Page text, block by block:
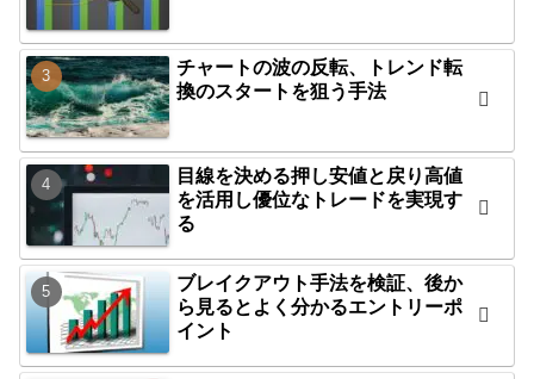
チャートの波の反転、トレンド転
換のスタートを狙う手法
目線を決める押し安値と戻り高値
を活用し優位なトレードを実現す
る
ブレイクアウト手法を検証、後か
ら見るとよく分かるエントリーポ
イント